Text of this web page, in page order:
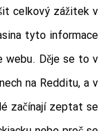
celkový zážitek v
tyto informace
webu. Děje se to v
na Redditu, a v
začínají zeptat se